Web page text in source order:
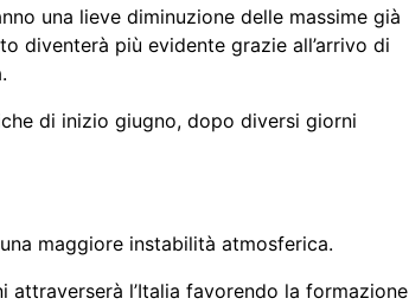
una lieve diminuzione delle massime già
diventerà più evidente grazie all’arrivo di
di inizio giugno, dopo diversi giorni
maggiore instabilità atmosferica.
l’Italia favorendo la formazione